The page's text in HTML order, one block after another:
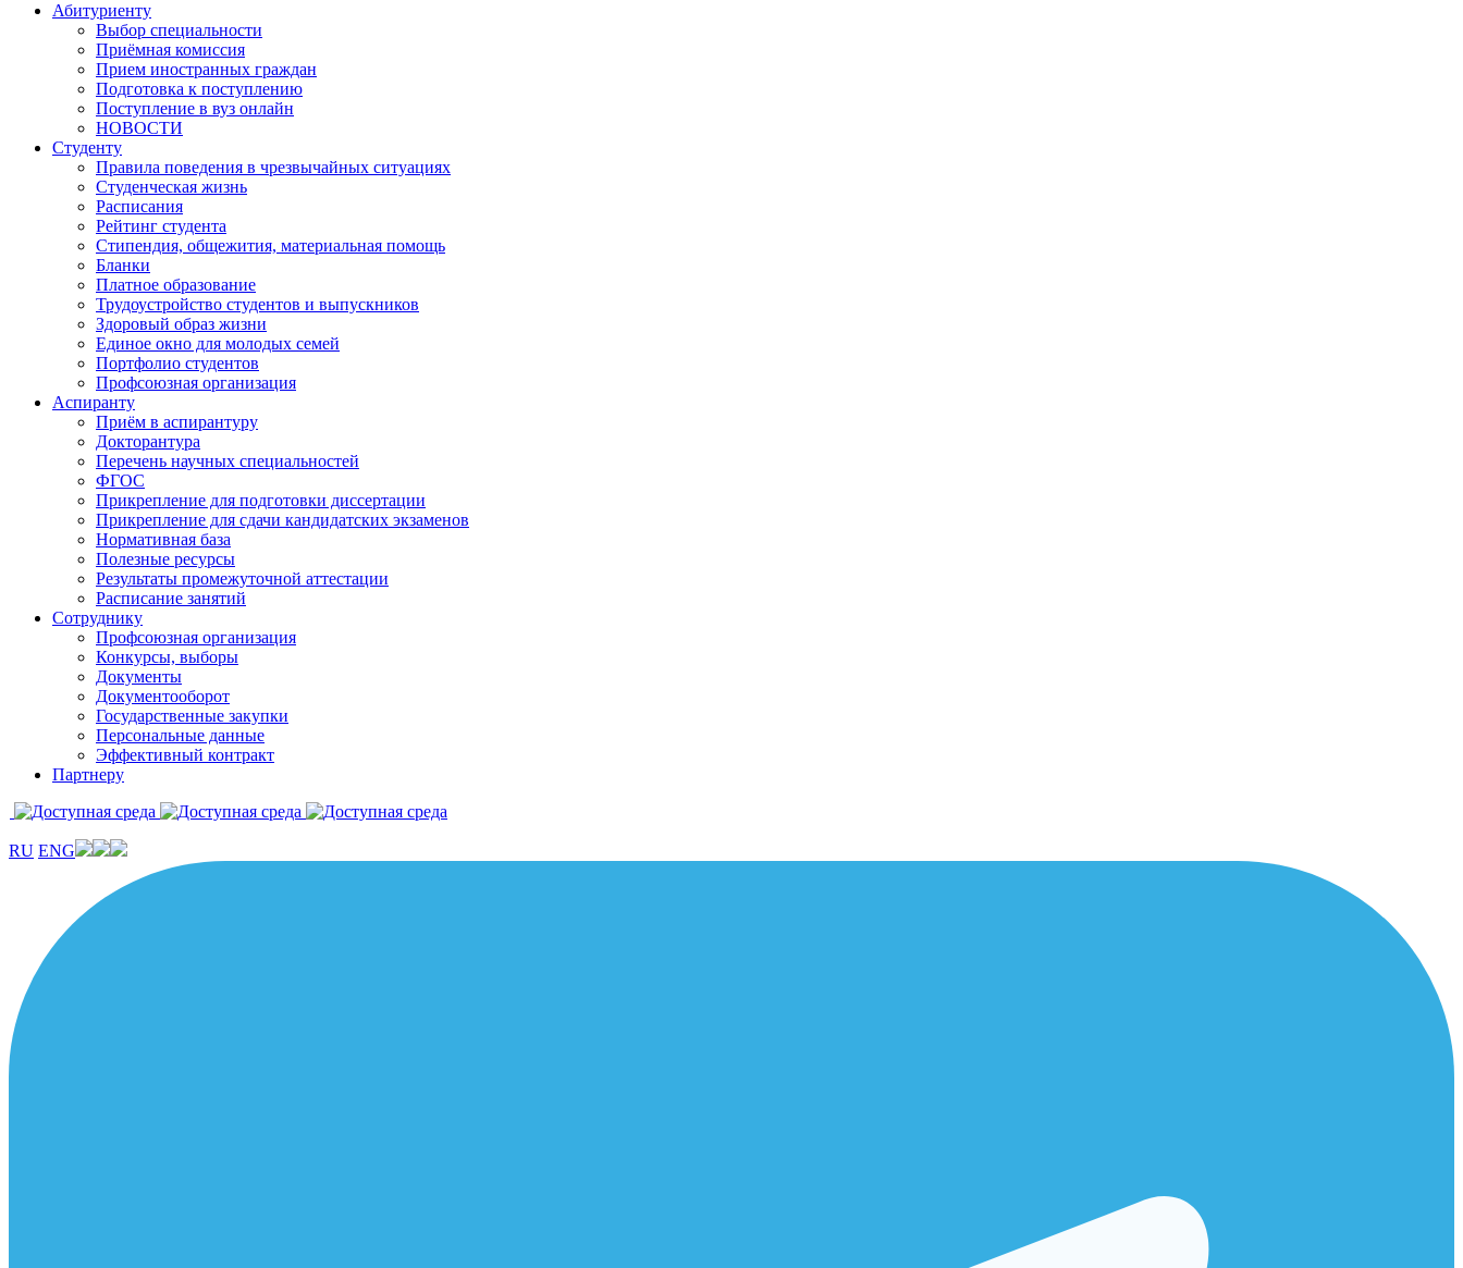
Абитуриенту
Выбор специальности
Приёмная комиссия
Прием иностранных граждан
Подготовка к поступлению
Поступление в вуз онлайн
НОВОСТИ
Студенту
Правила поведения в чрезвычайных ситуациях
Студенческая жизнь
Расписания
Рейтинг студента
Стипендия, общежития, материальная помощь
Бланки
Платное образование
Трудоустройство студентов и выпускников
Здоровый образ жизни
Единое окно для молодых семей
Портфолио студентов
Профсоюзная организация
Аспиранту
Приём в аспирантуру
Докторантура
Перечень научных специальностей
ФГОС
Прикрепление для подготовки диссертации
Прикрепление для сдачи кандидатских экзаменов
Нормативная база
Полезные ресурсы
Результаты промежуточной аттестации
Расписание занятий
Сотруднику
Профсоюзная организация
Конкурсы, выборы
Документы
Документооборот
Государственные закупки
Персональные данные
Эффективный контракт
Партнеру
RU ENG